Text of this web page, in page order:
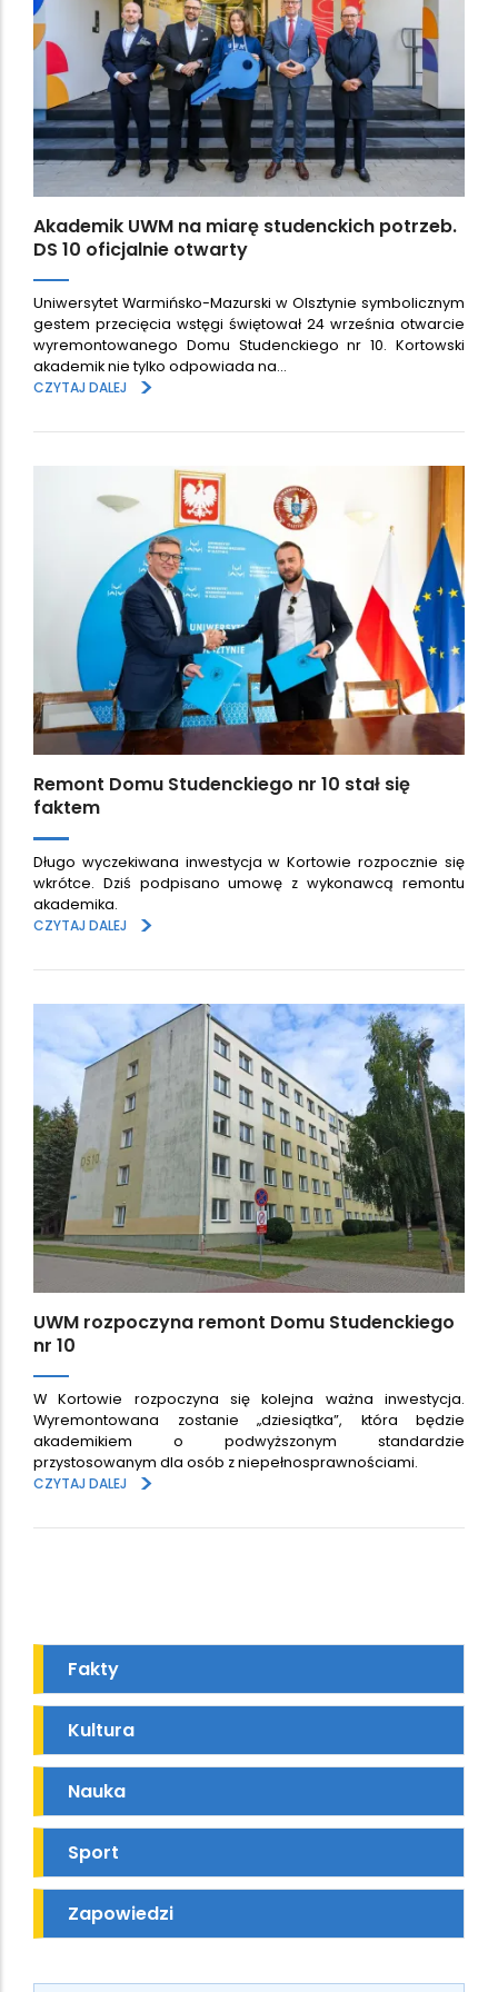
Akademik UWM na miarę studenckich potrzeb.
DS 10 oficjalnie otwarty
Uniwersytet Warmińsko-Mazurski w Olsztynie symbolicznym
gestem przecięcia wstęgi świętował 24 września otwarcie
wyremontowanego Domu Studenckiego nr 10. Kortowski
akademik nie tylko odpowiada na…
CZYTAJ DALEJ
>
Remont Domu Studenckiego nr 10 stał się
faktem
Długo wyczekiwana inwestycja w Kortowie rozpocznie się
wkrótce. Dziś podpisano umowę z wykonawcą remontu
akademika.
CZYTAJ DALEJ
>
UWM rozpoczyna remont Domu Studenckiego
nr 10
W Kortowie rozpoczyna się kolejna ważna inwestycja.
Wyremontowana zostanie „dziesiątka”, która będzie
akademikiem o podwyższonym standardzie
przystosowanym dla osób z niepełnosprawnościami.
CZYTAJ DALEJ
>
Fakty
Kultura
Nauka
Sport
Zapowiedzi